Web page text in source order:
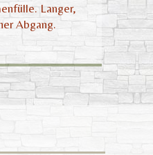
Langer,
Abgang.